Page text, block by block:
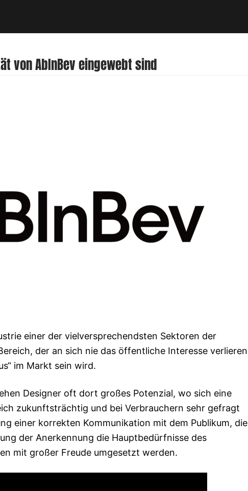
von AbInBev eingewebt sind
einer der vielversprechendsten Sektoren der
der an sich nie das öffentliche Interesse verlieren
im Markt sein wird.
Designer oft dort großes Potenzial, wo sich eine
zukunftsträchtig und bei Verbrauchern sehr gefragt
einer korrekten Kommunikation mit dem Publikum, die
der Anerkennung die Hauptbedürfnisse des
mit großer Freude umgesetzt werden.